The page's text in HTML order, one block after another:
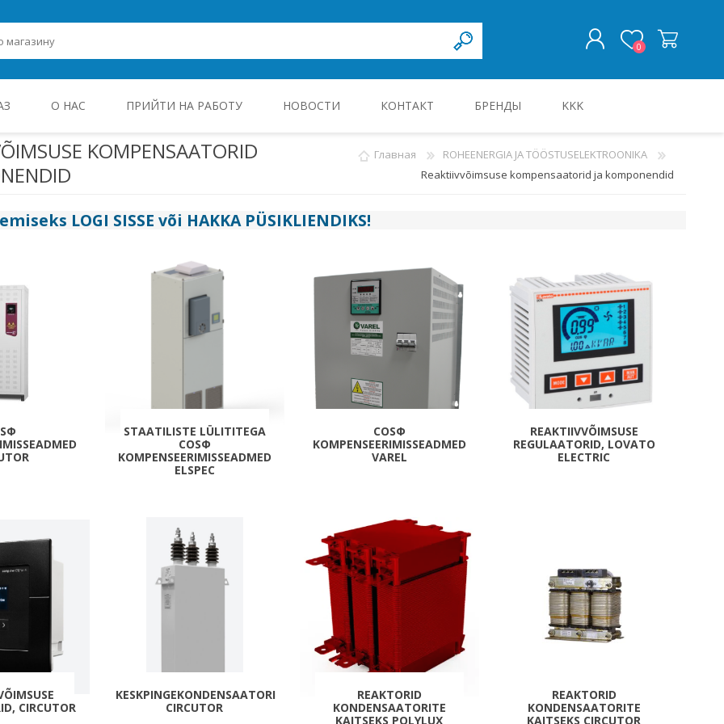
0
ROHEENERGIA JA TÖÖSTUSELEKTROONIKA
Elektriautode laadijad ja komponendid
Sagedusmuundurid
KILBID JA KILBITARVIKUD
Metallkilbid, süvispaigaldus
Metallkilbid, pindpaigaldus
Kilbid, aluspaigaldus
Plastkilbid, süvispaigaldus
INSTALLATSIOONITARVIKUD VALGUSTUS
О НАС ПРИЙТИ НА РАБОТУ НОВОСТИ КОНТАКТ БРЕНДЫ KKK
KOMPENSAATORID
Главная
ROHEENERGIA JA TÖÖSTUSELEKTROONIKA
Reaktiivvõimsuse kompensaatorid ja komponendid
LOGI SISSE või HAKKA PÜSIKLIENDIKS!
STAATILISTE LÜLITITEGA
COSΦ
KOMPENSEERIMISSEADMED
ELSPEC
COSΦ
KOMPENSEERIMISSEADMED
VAREL
REAKTIIVVÕIMSUSE
REGULAATORID, LOVATO
ELECTRIC
CIRCUTOR
KESKPINGEKONDENSAATORID
CIRCUTOR
REAKTORID
KONDENSAATORITE
KAITSEKS POLYLUX
REAKTORID
KONDENSAATORITE
KAITSEKS CIRCUTOR